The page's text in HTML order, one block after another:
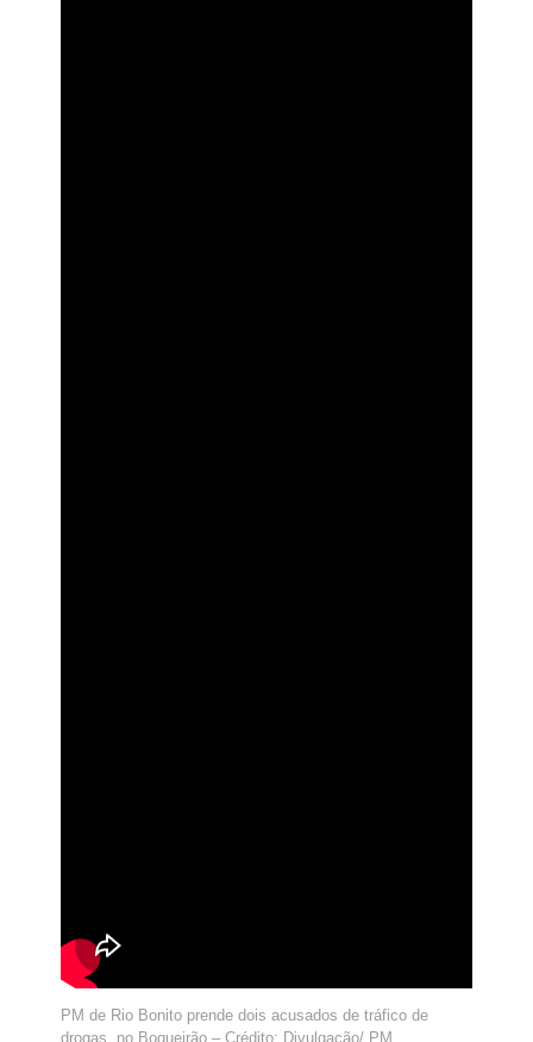
PM de Rio Bonito prende dois acusados de tráfico de
drogas, no Boqueirão – Crédito: Divulgação/ PM